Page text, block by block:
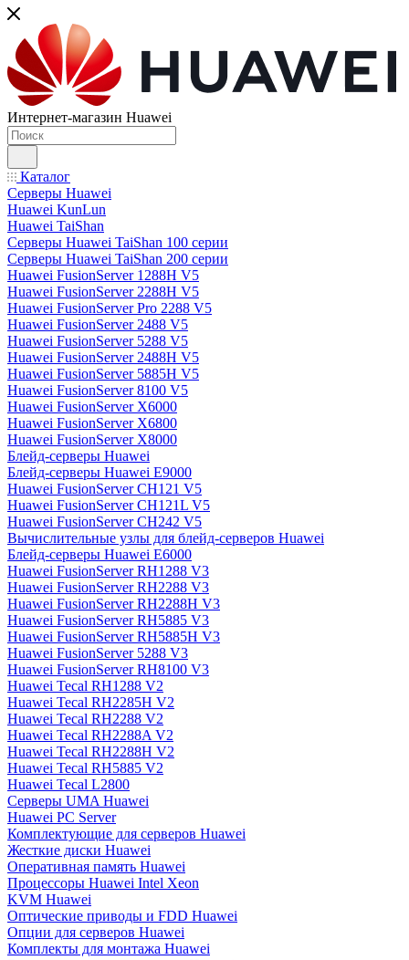
Интернет-магазин Huawei
Каталог
Серверы Huawei
Huawei KunLun
Huawei TaiShan
Серверы Huawei TaiShan 100 серии
Серверы Huawei TaiShan 200 серии
Huawei FusionServer 1288H V5
Huawei FusionServer 2288H V5
Huawei FusionServer Pro 2288 V5
Huawei FusionServer 2488 V5
Huawei FusionServer 5288 V5
Huawei FusionServer 2488H V5
Huawei FusionServer 5885H V5
Huawei FusionServer 8100 V5
Huawei FusionServer X6000
Huawei FusionServer X6800
Huawei FusionServer X8000
Блейд-серверы Huawei
Блейд-серверы Huawei E9000
Huawei FusionServer CH121 V5
Huawei FusionServer CH121L V5
Huawei FusionServer CH242 V5
Вычислительные узлы для блейд-серверов Huawei
Блейд-серверы Huawei E6000
Huawei FusionServer RH1288 V3
Huawei FusionServer RH2288 V3
Huawei FusionServer RH2288H V3
Huawei FusionServer RH5885 V3
Huawei FusionServer RH5885H V3
Huawei FusionServer 5288 V3
Huawei FusionServer RH8100 V3
Huawei Tecal RH1288 V2
Huawei Tecal RH2285H V2
Huawei Tecal RH2288 V2
Huawei Tecal RH2288A V2
Huawei Tecal RH2288H V2
Huawei Tecal RH5885 V2
Huawei Tecal L2800
Серверы UMA Huawei
Huawei PC Server
Комплектующие для серверов Huawei
Жесткие диски Huawei
Оперативная память Huawei
Процессоры Huawei Intel Xeon
KVM Huawei
Оптические приводы и FDD Huawei
Опции для серверов Huawei
Комплекты для монтажа Huawei